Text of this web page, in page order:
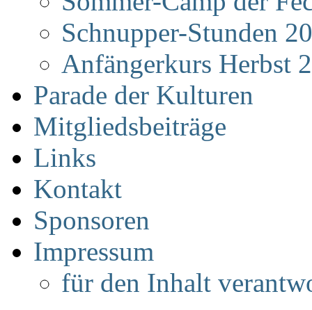
Schnupper-Stunden
Anfängerkurs Herbst
Parade der Kulturen
Mitgliedsbeiträge
Links
Kontakt
Sponsoren
Impressum
für den Inhalt